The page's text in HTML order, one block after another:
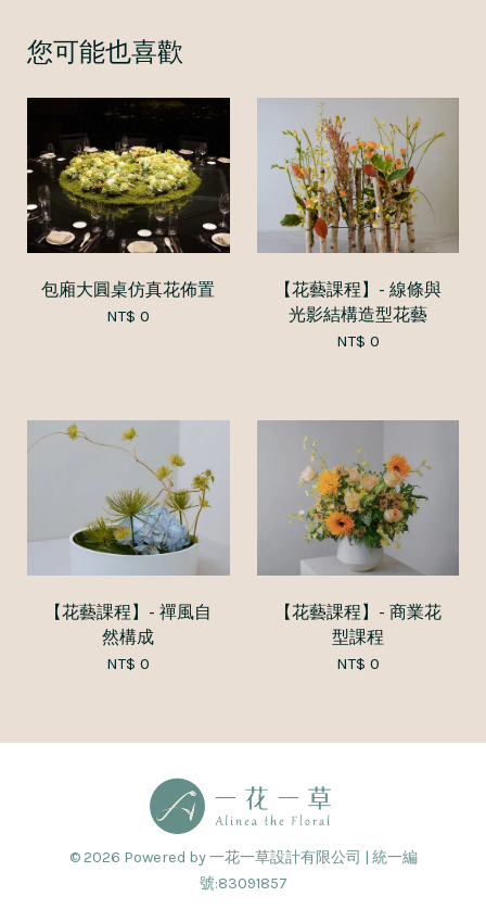
您可能也喜歡
包廂大圓桌仿真花佈置
NT$ 0
【花藝課程】- 線條與
光影結構造型花藝
NT$ 0
【花藝課程】- 禪風自
然構成
NT$ 0
【花藝課程】- 商業花
型課程
NT$ 0
© 2026 Powered by 一花一草設計有限公司 | 統一編
號:83091857